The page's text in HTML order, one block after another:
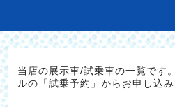
当店の展示車/試乗車の一覧です
ルの「試乗予約」からお申し込み